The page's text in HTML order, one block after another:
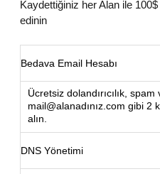
Kaydettiğiniz her Alan ile
edinin
Bedava Email Hesabı
Ücretsiz dolandırıcılık,
mail@alanadınız.com gibi 2
alın.
DNS Yönetimi